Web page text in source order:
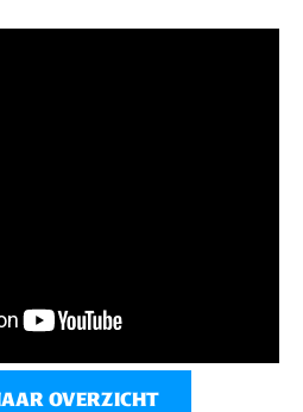
OVERZICHT